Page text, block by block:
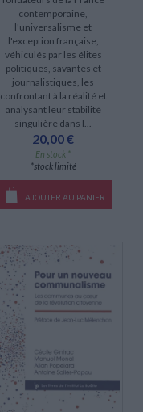
contemporaine,
l'universalisme et
l'exception française,
véhiculés par les élites
politiques, savantes et
journalistiques, les
confrontant à la réalité et
analysant leur stabilité
singulière dans l...
20,00 €
En stock *
*stock limité
AJOUTER AU PANIER